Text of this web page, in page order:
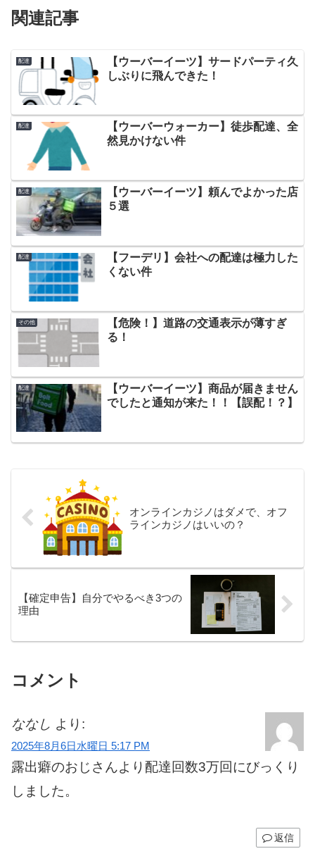
関連記事
配達
【ウーバーイーツ】サードパーティ久
しぶりに飛んできた！
配達
【ウーバーウォーカー】徒歩配達、全
然見かけない件
配達
【ウーバーイーツ】頼んでよかった店
５選
配達
【フーデリ】会社への配達は極力した
くない件
その他
【危険！】道路の交通表示が薄すぎ
る！
配達
【ウーバーイーツ】商品が届きません
でしたと通知が来た！！【誤配！？】
オンラインカジノはダメで、オフ
ラインカジノはいいの？
【確定申告】自分でやるべき3つの
理由
コメント
ななし より:
2025年8月6日水曜日 5:17 PM
露出癖のおじさんより配達回数3万回にびっくり
しました。
返信